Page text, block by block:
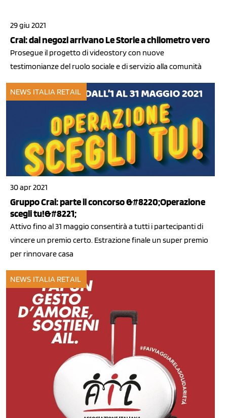
29 giu 2021
Crai: dai negozi arrivano Le Storie a chilometro vero
Prosegue il progetto di videostory con nuove
testimonianze del ruolo sociale e di servizio alla comunità
NEWS ITALIA RETAIL
30 apr 2021
Gruppo Crai: parte il concorso &#8220;Operazione
scegli tu!&#8221;
Attivo fino al 31 maggio consentirà a tutti i partecipanti di
vincere un premio certo. Estrazione finale un super premio
per rinnovare casa
NEWS ITALIA RETAIL